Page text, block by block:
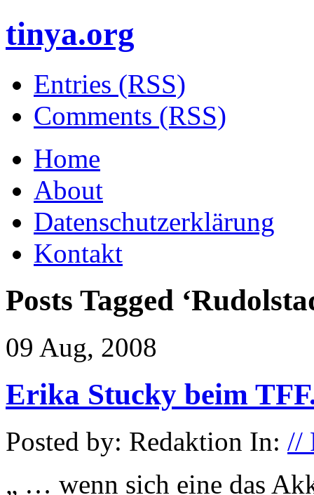
tinya.org
Entries (RSS)
Comments (RSS)
Home
About
Datenschutzerklärung
Kontakt
Posts Tagged ‘
09 Aug, 2008
Erika Stucky beim
Posted by: Redaktion In: //
„ … wenn sich eine das